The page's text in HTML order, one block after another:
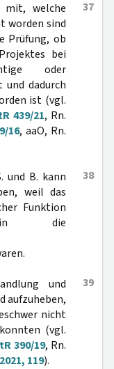
37
mit, welche
worden sind
Prüfung, ob
bei
oder
dadurch
ist (vgl.
439/21, Rn.
16, aaO, Rn.
38
und B. kann
weil das
Funktion
in die
39
und
aufzuheben,
nicht
(vgl.
390/19, Rn.
119).